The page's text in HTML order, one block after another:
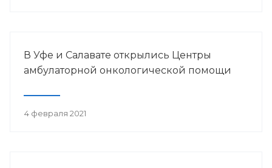
В Уфе и Салавате открылись Центры
амбулаторной онкологической помощи
4 февраля 2021